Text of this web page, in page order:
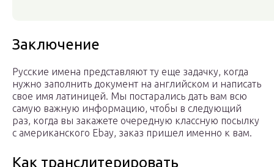
Заключение
Русские имена представляют ту еще задачку, когда
нужно заполнить документ на английском и написать
свое имя латиницей. Мы постарались дать вам всю
самую важную информацию, чтобы в следующий
раз, когда вы закажете очередную классную посылку
с американского Ebay, заказ пришел именно к вам.
Как транслитерировать